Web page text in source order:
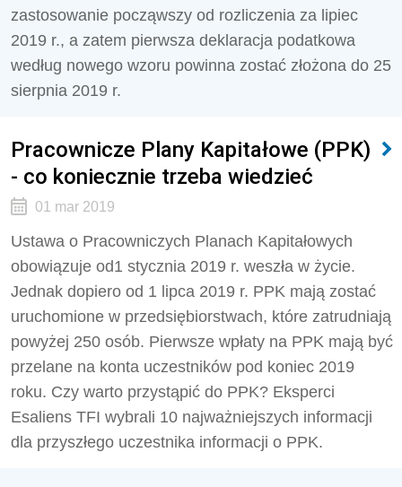
zastosowanie począwszy od rozliczenia za lipiec
2019 r., a zatem pierwsza deklaracja podatkowa
według nowego wzoru powinna zostać złożona do 25
sierpnia 2019 r.
Pracownicze Plany Kapitałowe (PPK)
- co koniecznie trzeba wiedzieć
01 mar 2019
Ustawa o Pracowniczych Planach Kapitałowych
obowiązuje od1 stycznia 2019 r. weszła w życie.
Jednak dopiero od 1 lipca 2019 r. PPK mają zostać
uruchomione w przedsiębiorstwach, które zatrudniają
powyżej 250 osób. Pierwsze wpłaty na PPK mają być
przelane na konta uczestników pod koniec 2019
roku. Czy warto przystąpić do PPK? Eksperci
Esaliens TFI wybrali 10 najważniejszych informacji
dla przyszłego uczestnika informacji o PPK.